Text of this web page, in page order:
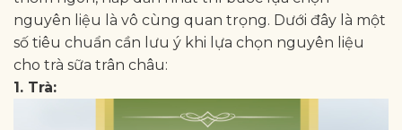
nguyên liệu là vô cùng quan trọng. Dưới đây là một
số tiêu chuẩn cần lưu ý khi lựa chọn nguyên liệu
cho trà sữa trân châu:
1. Trà: